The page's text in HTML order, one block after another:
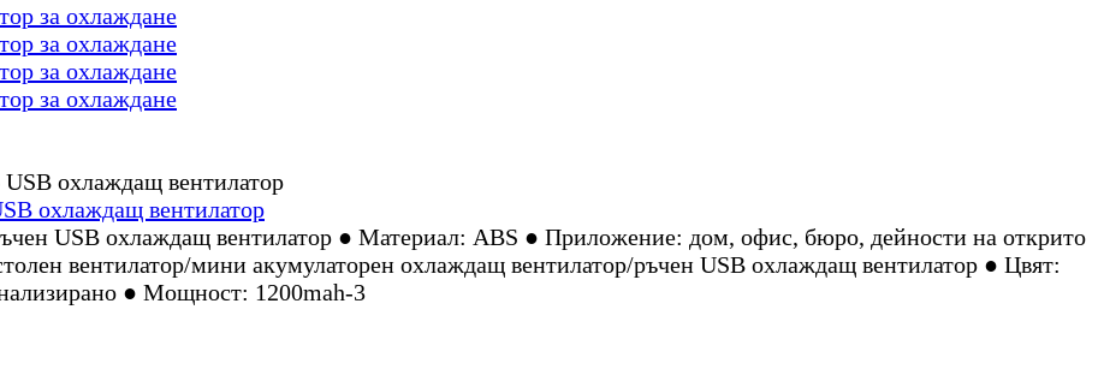
за охлаждане
за охлаждане
за охлаждане
за охлаждане
охлаждащ вентилатор
USB охлаждащ вентилатор ● Материал: ABS ● Приложение: дом, офис, бюро, дейности на открито
вентилатор/мини акумулаторен охлаждащ вентилатор/ръчен USB охлаждащ вентилатор ● Цвят:
● Мощност: 1200mah-3